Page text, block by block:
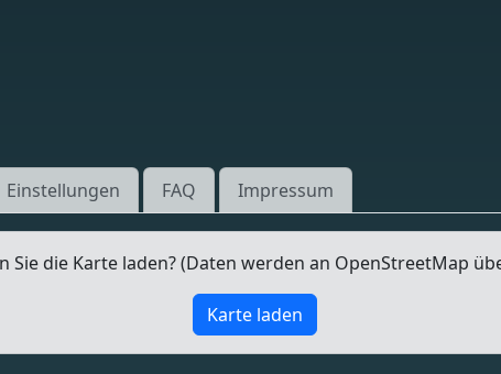
Einstellungen FAQ Impressum
Sie die Karte laden? (Daten werden an OpenStreetMap
Karte laden